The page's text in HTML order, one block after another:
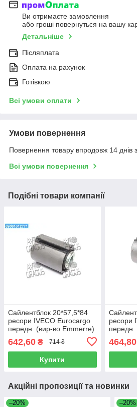
Ви отримаєте замовлення
або гроші повернуться на вашу
Детальніше
Післяплата
Оплата на рахунок
Готівкою
Всі умови оплати
Умови повернення
Повернення товару впродовж 14 днів
Всі умови повернення
Подібні товари компанії
Сайлентблок 20*57,5*84
ресори IVECO Eurocargo
передн. (вир-во Emmerre)
642,60 ₴ 714 ₴
Купити
ресори
передн.
464,80
Акційні пропозиції та новинки
–20% –20%